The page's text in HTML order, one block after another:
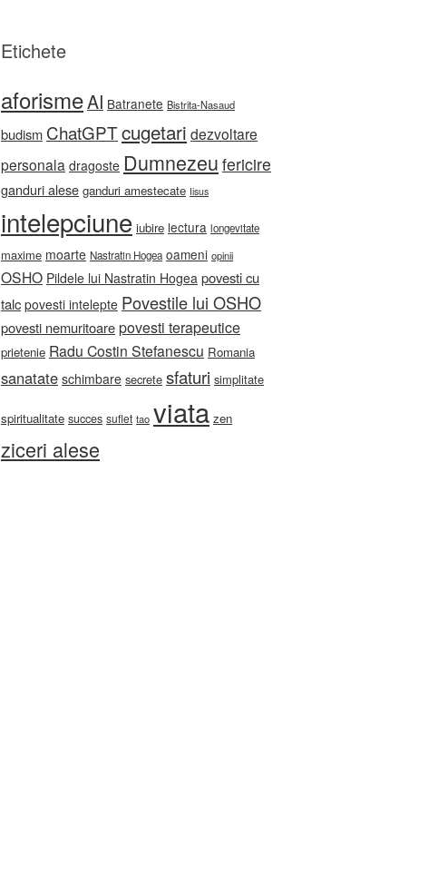
Etichete
aforismeAI Batranete Bistrita-Nasaud
budism ChatGPTcugetari dezvoltare
personala dragoste Dumnezeu fericire
ganduri alese ganduri amestecate Iisus
intelepciune iubire lectura longevitate
maxime moarte Nastratin Hogea oameni opinii
OSHO Pildele lui Nastratin Hogea povesti cu
talc povesti intelepte Povestile lui OSHO
povesti nemuritoarepovesti terapeutice
prietenie Radu Costin Stefanescu Romania
sanatate schimbare secrete sfaturi simplitate
spiritualitate succes suflet tao viata zen
ziceri alese